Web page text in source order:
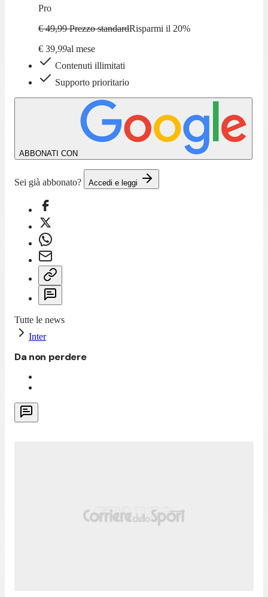
Pro
€ 49,99 Prezzo standardRisparmi il 20%
€ 39,99al mese
Contenuti illimitati
Supporto prioritario
ABBONATI CON
Sei già abbonato? Accedi e leggi
Tutte le news
Inter
Da non perdere